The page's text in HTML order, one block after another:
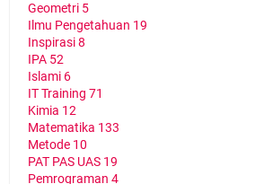
Geometri 5
Ilmu Pengetahuan 19
Inspirasi8
IPA 52
Islami 6
IT Training 71
Kimia 12
Matematika 133
Metode 10
PAT PAS UAS 19
Pemrograman 4